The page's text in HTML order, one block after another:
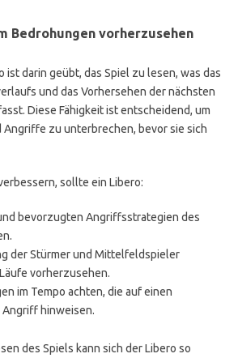
Bedrohungen vorherzusehen
ist darin geübt, das Spiel zu lesen, was das
und das Vorhersehen der nächsten
Diese Fähigkeit ist entscheidend, um
Angriffe zu unterbrechen, bevor sie sich
sollte ein Libero:
bevorzugten Angriffsstrategien des
der Stürmer und Mittelfeldspieler
vorherzusehen.
im Tempo achten, die auf einen
hinweisen.
des Spiels kann sich der Libero so